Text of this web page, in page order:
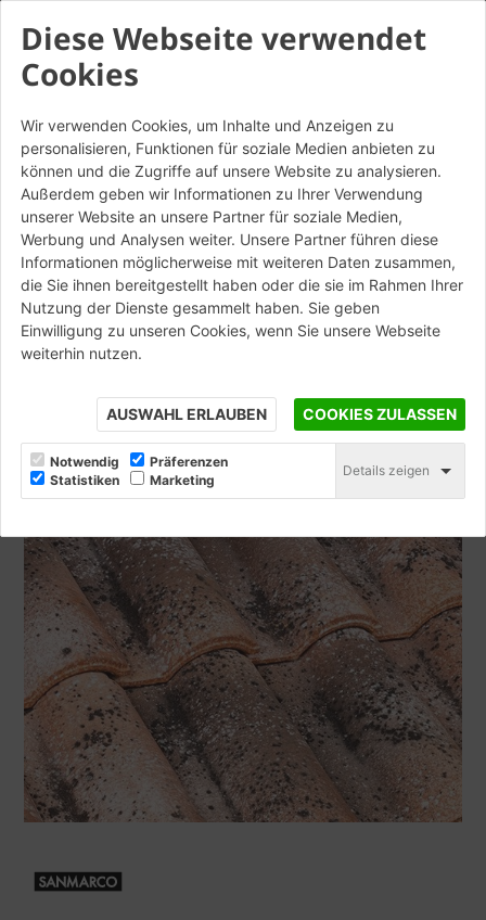
Diese Webseite verwendet
Cookies
Wir verwenden Cookies, um Inhalte und Anzeigen zu
personalisieren, Funktionen für soziale Medien anbieten zu
können und die Zugriffe auf unsere Website zu analysieren.
Außerdem geben wir Informationen zu Ihrer Verwendung
unserer Website an unsere Partner für soziale Medien,
Werbung und Analysen weiter. Unsere Partner führen diese
Informationen möglicherweise mit weiteren Daten zusammen,
die Sie ihnen bereitgestellt haben oder die sie im Rahmen Ihrer
Nutzung der Dienste gesammelt haben. Sie geben
Einwilligung zu unseren Cookies, wenn Sie unsere Webseite
weiterhin nutzen.
AUSWAHL ERLAUBEN COOKIES ZULASSEN
Notwendig
Präferenzen
Statistiken
Marketing
Details zeigen
Portoghese SanMarco Giotto
Altre Colorazioni
STAMPA